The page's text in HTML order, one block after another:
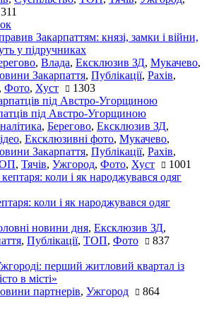
Закарпаттям: князі, замки і війни,
у підручниках
, Влада, Ексклюзив ЗД, Мукачево,
Закарпаття, Публікації, Рахів,
, Фото, Хуст 1303
під Австро-Угорщиною
, Берегово, Ексклюзив ЗД,
, Ексклюзивні фото, Мукачево,
Закарпаття, Публікації, Рахів,
, Тячів, Ужгород, Фото, Хуст 1001
коли і як народжувався одяг
новини дня, Ексклюзив ЗД,
, Публікації, ТОП, Фото 837
перший житловий квартал із
в місті»
партнерів, Ужгород 864